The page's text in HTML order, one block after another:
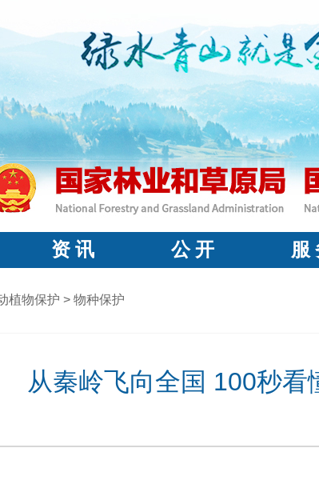
资 讯 公 开 服
植物保护 > 物种保护
从秦岭飞向全国 100秒看